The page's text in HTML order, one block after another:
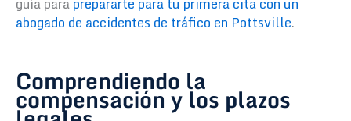
abogado de accidentes de tráfico en Pottsville.
Comprendiendo la
compensación y los plazos